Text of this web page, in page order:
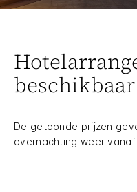
beschikbaar
De getoonde prijzen
overnachting weer vanaf